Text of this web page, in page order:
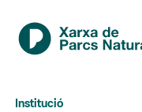
Institució